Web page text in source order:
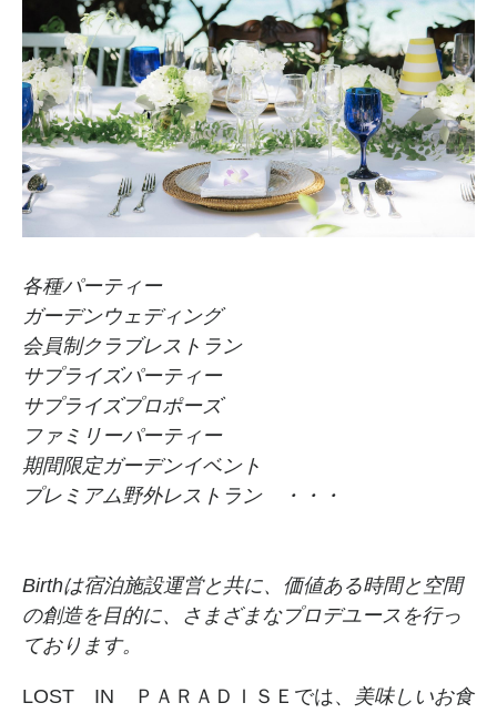
各種パーティー
ガーデンウェディング
会員制クラブレストラン
サプライズパーティー
サプライズプロポーズ
ファミリーパーティー
期間限定ガーデンイベント
プレミアム野外レストラン ・・・
Birthは宿泊施設運営と共に、価値ある時間と空間
の創造を目的に、さまざまなプロデユースを行っ
ております。
LOST IN ＰＡＲＡＤＩＳＥでは、 美味しいお食